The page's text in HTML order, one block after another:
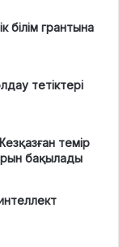
білім грантына
тетіктері
темір
бақылады